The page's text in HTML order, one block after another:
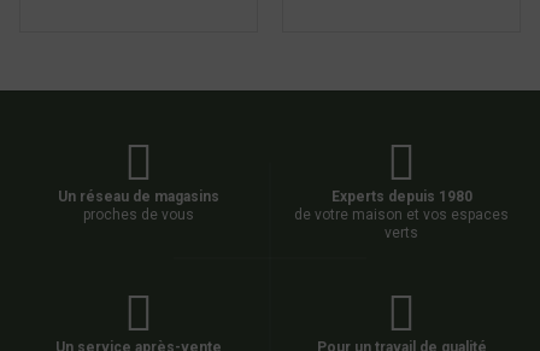
Un réseau de magasins
proches de vous
Experts depuis 1980
de votre maison et vos espaces
verts
Un service après-vente Pour un travail de qualité